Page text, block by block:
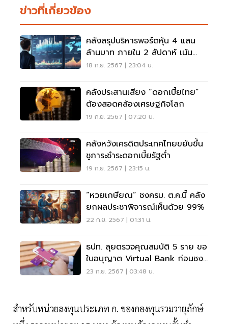
ข่าวที่เกี่ยวข้อง
คลังสรุปบริหารพอร์ตหุ้น 4 แสน
ล้านบาท ภายใน 2 สัปดาห์ เน้น
สร้างมูลค่าเพิ่ม
18 ก.ย. 2567 | 23:04 น.
คลังประสานเสียง “ดอกเบี้ยไทย”
ต้องสอดคล้องเศรษฐกิจโลก
19 ก.ย. 2567 | 07:20 น.
คลังหวังเครดิตประเทศไทยขยับขึ้น
ชูภาระชำระดอกเบี้ยรัฐต่ำ
19 ก.ย. 2567 | 23:15 น.
​“หวยเกษียณ” ชงครม. ต.ค.นี้ คลัง
ยกผลประชาพิจารณ์เห็นด้วย 99%
22 ก.ย. 2567 | 01:31 น.
ธปท. ลุยตรวจคุณสมบัติ 5 ราย ขอ
ใบอนุญาต Virtual Bank ก่อนชง
รมว.คลัง
23 ก.ย. 2567 | 03:48 น.
สำหรับหน่วยลงทุนประเภท ก. ของกองทุนรวมวายุภักษ์